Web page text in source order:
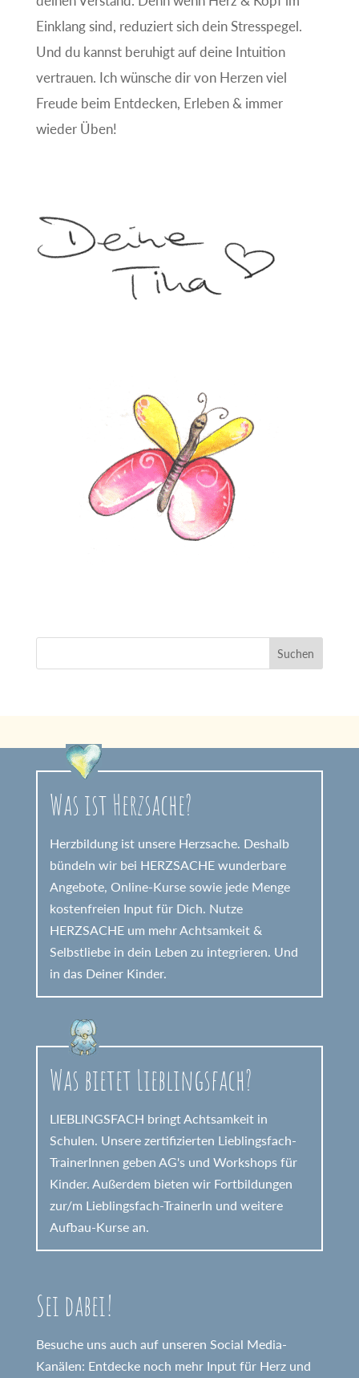
Einklang sind, reduziert sich dein Stresspegel.
Und du kannst beruhigt auf deine Intuition
vertrauen. Ich wünsche dir von Herzen viel
Freude beim Entdecken, Erleben & immer
wieder Üben!
Was ist Herzsache?
Herzbildung ist unsere Herzsache. Deshalb
bündeln wir bei HERZSACHE wunderbare
Angebote, Online-Kurse sowie jede Menge
kostenfreien Input für Dich. Nutze
HERZSACHE um mehr Achtsamkeit &
Selbstliebe in dein Leben zu integrieren. Und
in das Deiner Kinder.
Was bietet Lieblingsfach?
LIEBLINGSFACH bringt Achtsamkeit in
Schulen. Unsere zertifizierten Lieblingsfach-
TrainerInnen geben AG's und Workshops für
Kinder. Außerdem bieten wir Fortbildungen
zur/m Lieblingsfach-TrainerIn und weitere
Aufbau-Kurse an.
Sei dabei!
Besuche uns auch auf unseren Social Media-
Kanälen: Entdecke noch mehr Input für Herz und